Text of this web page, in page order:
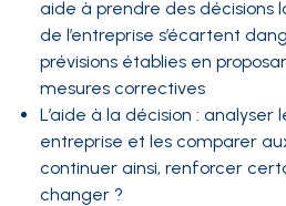
aide à prendre des décisions
de l’entreprise s’écartent
prévisions établies en
mesures correctives
L’aide à la décision : analyser
entreprise et les comparer
continuer ainsi, renforcer
changer ?